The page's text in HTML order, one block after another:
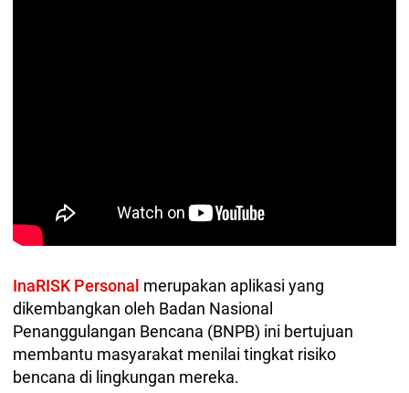
InaRISK Personal merupakan aplikasi yang
dikembangkan oleh Badan Nasional
Penanggulangan Bencana (BNPB) ini bertujuan
membantu masyarakat menilai tingkat risiko
bencana di lingkungan mereka.